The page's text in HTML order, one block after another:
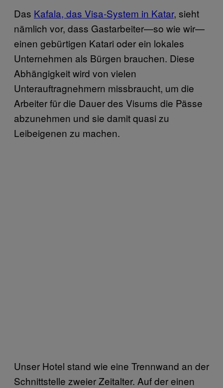
Das Kafala, das Visa-System in Katar, sieht
nämlich vor, dass Gastarbeiter—so wie wir—
einen gebürtigen Katari oder ein lokales
Unternehmen als Bürgen brauchen. Diese
Abhängigkeit wird von vielen
Unterauftragnehmern missbraucht, um die
Arbeiter für die Dauer des Visums die Pässe
abzunehmen und sie damit quasi zu
Leibeigenen zu machen.
Unser Hotel stand wie eine Trennwand an der
Schnittstelle zweier Zeitalter. Auf der einen